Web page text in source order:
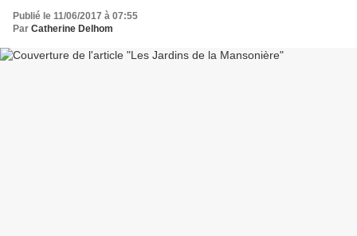
Publié le 11/06/2017 à 07:55
Par Catherine Delhom